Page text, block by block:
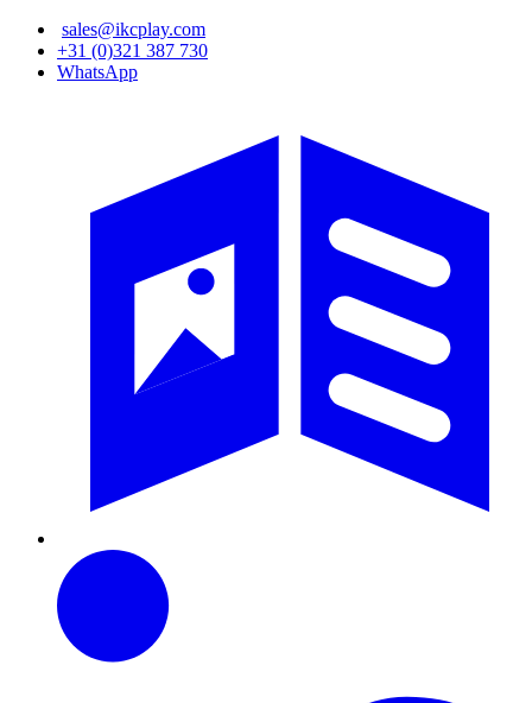
Overslaan
naar
sales@ikcplay.com
+31 (0)321 387 730
WhatsApp